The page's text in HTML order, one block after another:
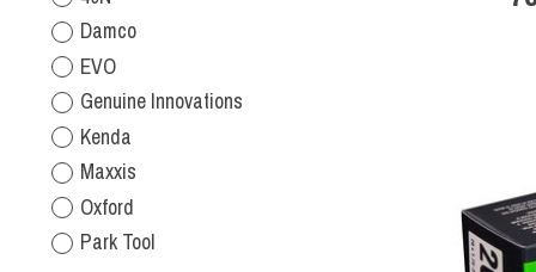
Damco
EVO
Genuine Innovations
Kenda
Maxxis
Oxford
Park Tool